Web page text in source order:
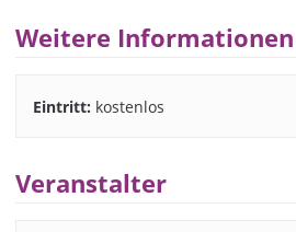
Weitere Informationen
Eintritt: kostenlos
Veranstalter